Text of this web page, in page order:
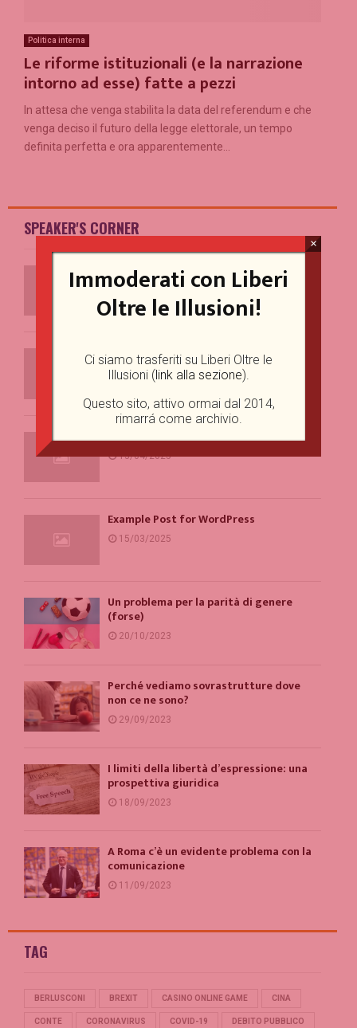
Politica interna
Le riforme istituzionali (e la narrazione
intorno ad esse) fatte a pezzi
In attesa che venga stabilita la data del referendum e che
venga deciso il futuro della legge elettorale, un tempo
definita perfetta e ora apparentemente...
SPEAKER'S CORNER
Example Post for WordPress
01/07/2025
Ventajas de los casinos online sin
licencia frente a operadores DGOJ
Example Post for WordPress
13/04/2025
Example Post for WordPress
15/03/2025
Un problema per la parità di genere
(forse)
20/10/2023
Perché vediamo sovrastrutture dove
non ce ne sono?
29/09/2023
I limiti della libertà d’espressione: una
prospettiva giuridica
18/09/2023
A Roma c’è un evidente problema con la
comunicazione
11/09/2023
TAG
BERLUSCONI BREXIT CASINO ONLINE GAME CINA
CONTE CORONAVIRUS COVID-19 DEBITO PUBBLICO
Immoderati con Liberi
Oltre le Illusioni!
Ci siamo trasferiti su Liberi Oltre le
Illusioni (link alla sezione).
Questo sito, attivo ormai dal 2014,
rimarrá come archivio.
×